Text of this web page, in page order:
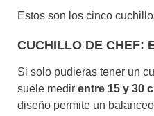
Estos son los cinco
CUCHILLO DE CHEF:
Si solo pudieras tener un
suele medir entre 15 y 30
diseño permite un